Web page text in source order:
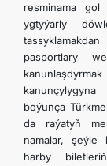
resminama
ygtyýarly
pasportlary
boýunça
da raýatyň
namalar, şeýle
harby